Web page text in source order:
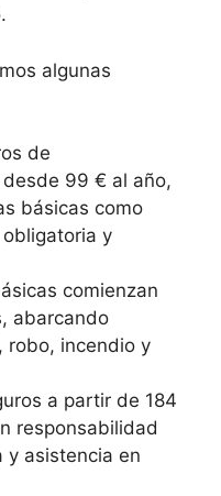
algunas
de
99 € al año,
básicas como
y
comienzan
abarcando
robo, incendio y
a partir de 184
responsabilidad
y asistencia en